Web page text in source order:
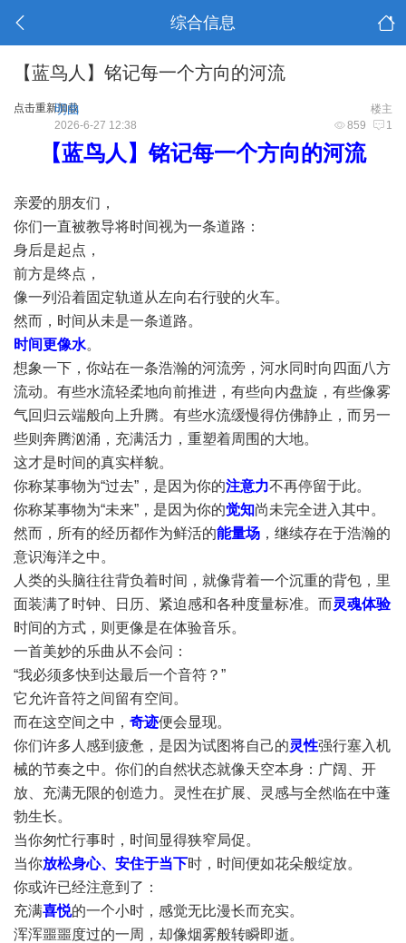
综合信息
【蓝鸟人】铭记每一个方向的河流
点击重新加载 楼主
明曲
859 1
2026-6-27 12:38
【蓝鸟人】铭记每一个方向的河流
亲爱的朋友们，
你们一直被教导将时间视为一条道路：
身后是起点，
前方是终点，
像一列沿着固定轨道从左向右行驶的火车。
然而，时间从未是一条道路。
时间更像水。
想象一下，你站在一条浩瀚的河流旁，河水同时向四面八方
流动。有些水流轻柔地向前推进，有些向内盘旋，有些像雾
气回归云端般向上升腾。有些水流缓慢得仿佛静止，而另一
些则奔腾汹涌，充满活力，重塑着周围的大地。
这才是时间的真实样貌。
你称某事物为“过去”，是因为你的注意力不再停留于此。
你称某事物为“未来”，是因为你的觉知尚未完全进入其中。
然而，所有的经历都作为鲜活的能量场 ，继续存在于浩瀚的
意识海洋之中。
人类的头脑往往背负着时间，就像背着一个沉重的背包，里
面装满了时钟、日历、紧迫感和各种度量标准。而灵魂体验
时间的方式，则更像是在体验音乐。
一首美妙的乐曲从不会问：
“我必须多快到达最后一个音符？”
它允许音符之间留有空间。
而在这空间之中， 奇迹便会显现。
你们许多人感到疲惫，是因为试图将自己的灵性强行塞入机
械的节奏之中。你们的自然状态就像天空本身：广阔、开
放、充满无限的创造力。灵性在扩展、灵感与全然临在中蓬
勃生长。
当你匆忙行事时，时间显得狭窄局促。
当你放松身心、安住于当下时，时间便如花朵般绽放。
你或许已经注意到了：
充满喜悦的一个小时，感觉无比漫长而充实。
浑浑噩噩度过的一周，却像烟雾般转瞬即逝。